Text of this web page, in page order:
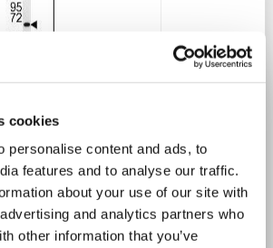
cookies
personalise content and ads, to
features and to analyse our traffic.
about your use of our site with
and analytics partners who
other information that you’ve
Détails